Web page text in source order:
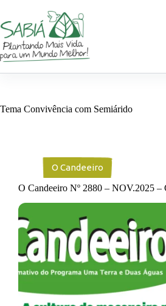
o
conteúdo
Tema Convivência com Semiárido
O Candeeiro
O Candeeiro Nº 2880 – NOV.2025 –